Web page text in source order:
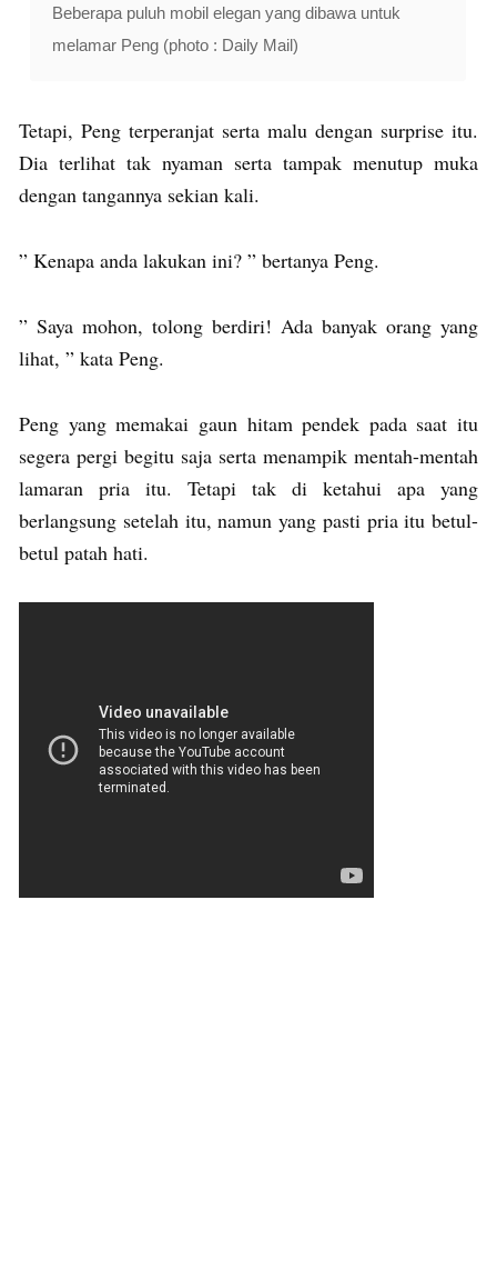
Beberapa puluh mobil elegan yang dibawa untuk
melamar Peng (photo : Daily Mail)
Tetapi, Peng terperanjat serta malu dengan surprise itu.
Dia terlihat tak nyaman serta tampak menutup muka
dengan tangannya sekian kali.
” Kenapa anda lakukan ini? ” bertanya Peng.
” Saya mohon, tolong berdiri! Ada banyak orang yang
lihat, ” kata Peng.
Peng yang memakai gaun hitam pendek pada saat itu
segera pergi begitu saja serta menampik mentah-mentah
lamaran pria itu. Tetapi tak di ketahui apa yang
berlangsung setelah itu, namun yang pasti pria itu betul-
betul patah hati.